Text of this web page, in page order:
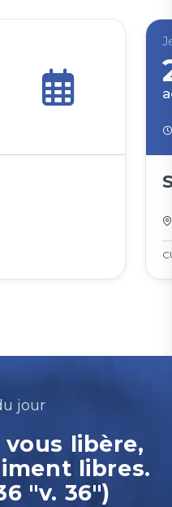
jour
vous libère,
libres.
"v. 36")